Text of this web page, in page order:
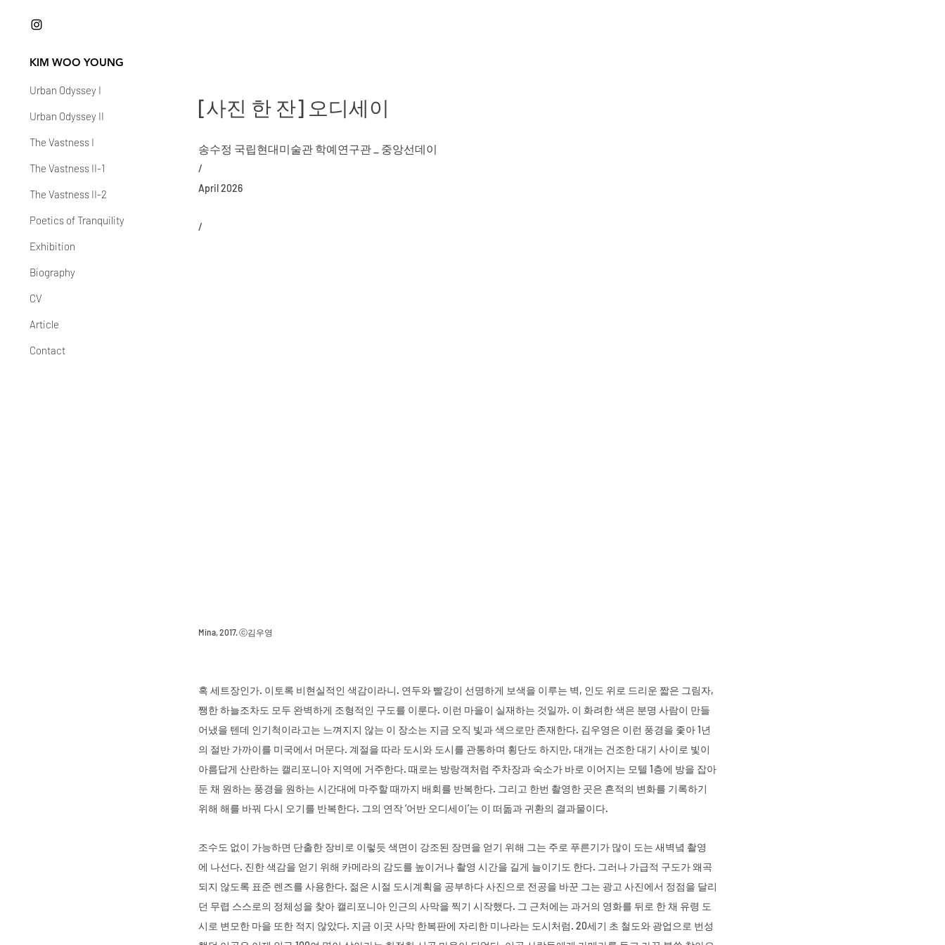
Urban Odyssey I
Urban Odyssey II
The Vastness I
The Vastness II-1
The Vastness II-2
Poetics of Tranquility
Exhibition
Biography
CV
Article
Contact
KIM WOO YOUNG
[사진 한 잔] 오디세이
송수정 국립현대미술관 학예연구관 _ 중앙선데이
/
April 2026
/
Mina, 2017. ⓒ김우영
혹 세트장인가. 이토록 비현실적인 색감이라니. 연두와 빨강이 선명하게 보색을 이루는 벽, 인도 위로 드리운 짧은 그림자,
쨍한 하늘조차도 모두 완벽하게 조형적인 구도를 이룬다. 이런 마을이 실재하는 것일까. 이 화려한 색은 분명 사람이 만들
어냈을 텐데 인기척이라고는 느껴지지 않는 이 장소는 지금 오직 빛과 색으로만 존재한다. 김우영은 이런 풍경을 좇아 1년
의 절반 가까이를 미국에서 머문다. 계절을 따라 도시와 도시를 관통하며 횡단도 하지만, 대개는 건조한 대기 사이로 빛이
아름답게 산란하는 캘리포니아 지역에 거주한다. 때로는 방랑객처럼 주차장과 숙소가 바로 이어지는 모텔 1층에 방을 잡아
둔 채 원하는 풍경을 원하는 시간대에 마주할 때까지 배회를 반복한다. 그리고 한번 촬영한 곳은 흔적의 변화를 기록하기
위해 해를 바꿔 다시 오기를 반복한다. 그의 연작 ‘어반 오디세이’는 이 떠돎과 귀환의 결과물이다.
조수도 없이 가능하면 단출한 장비로 이렇듯 색면이 강조된 장면을 얻기 위해 그는 주로 푸른기가 많이 도는 새벽녘 촬영
에 나선다. 진한 색감을 얻기 위해 카메라의 감도를 높이거나 촬영 시간을 길게 늘이기도 한다. 그러나 가급적 구도가 왜곡
되지 않도록 표준 렌즈를 사용한다. 젊은 시절 도시계획을 공부하다 사진으로 전공을 바꾼 그는 광고 사진에서 정점을 달리
던 무렵 스스로의 정체성을 찾아 캘리포니아 인근의 사막을 찍기 시작했다. 그 근처에는 과거의 영화를 뒤로 한 채 유령 도
시로 변모한 마을 또한 적지 않았다. 지금 이곳 사막 한복판에 자리한 미나라는 도시처럼. 20세기 초 철도와 광업으로 번성